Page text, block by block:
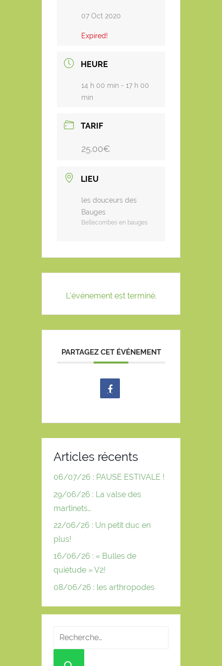
07 Oct 2020
Expired!
HEURE
14 h 00 min - 17 h 00
min
TARIF
25.00€
LIEU
les douceurs des
Bauges
Bellecombes en bauges
L'événement est terminé.
PARTAGEZ CET ÉVÉNEMENT
Articles récents
06/07/26 : PAUSE ESTIVALE !
29/06/26 : La valse des
martinets…
22/06/26 : Un petit duc en
plus!
16/06/26 : « Bulles de
quiétude » V2!
08/06/26 : les arthropodes